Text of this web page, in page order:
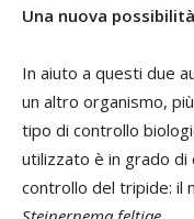
Una nuova possibilità
In aiuto a questi due
un altro organismo,
tipo di controllo
utilizzato è in grado di
controllo del tripide: il